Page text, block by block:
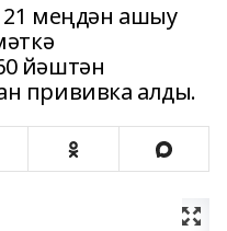
21 меңдән ашыу
йәштән
прививка алды.